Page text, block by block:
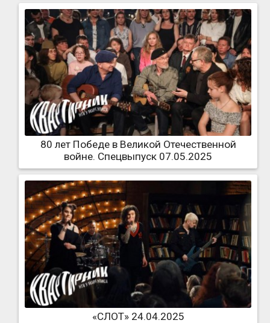
80 лет Победе в Великой Отечественной
войне. Спецвыпуск 07.05.2025
«СЛОТ» 24.04.2025